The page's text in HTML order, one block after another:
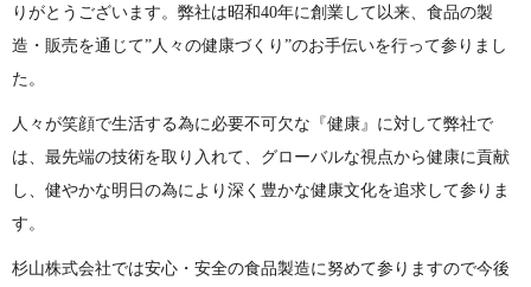
りがとうございます。弊社は昭和40年に創業して以来、食品の製
造・販売を通じて”人々の健康づくり”のお手伝いを行って参りまし
た。
人々が笑顔で生活する為に必要不可欠な『健康』に対して弊社で
は、最先端の技術を取り入れて、グローバルな視点から健康に貢献
し、健やかな明日の為により深く豊かな健康文化を追求して参りま
す。
杉山株式会社では安心・安全の食品製造に努めて参りますので今後